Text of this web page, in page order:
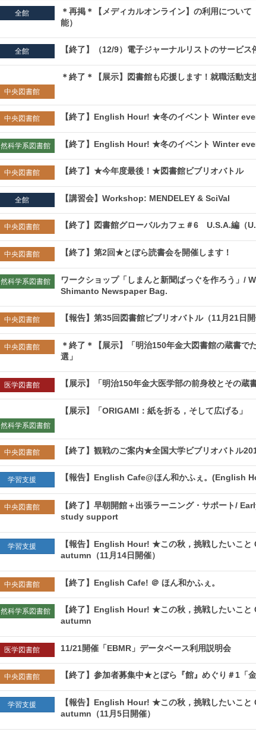
全館
＊再掲＊【メディカルオンライン】の利用について
能）
全館 【終了】（12/9）電子ジャーナルリストのサービス
中央図書館
＊終了＊【展示】図書館も応援します！就職活動支
中央図書館 【終了】English Hour! ★冬のイベント Winter
科学系図書館 【終了】English Hour! ★冬のイベント Winter
中央図書館 【終了】★今年度最後！★図書館ビブリオバトル
全館 【講習会】Workshop: MENDELEY & SciVal
中央図書館 【終了】図書館グローバルカフェ＃6 U.S.A.編（
中央図書館 【終了】第2回★とぼら読書会を開催します！
科学系図書館
ワークショップ「しまんと新聞ばっぐを作ろう」/
Shimanto Newspaper Bag.
中央図書館 【報告】第35回図書館ビブリオバトル（11月21日開
中央図書館
＊終了＊【展示】「明治150年金大図書館の蔵書で
選」
医学図書館 【展示】「明治150年金大医学部の前身校とその蔵書
科学系図書館
【展示】「ORIGAMI：紙を折る，そして広げる」
中央図書館 【終了】観戦のご案内★全国大学ビブリオバトル
学習支援 【報告】English Cafe@ほん和かふぇ。(English
中央図書館
【終了】早朝開館＋出張ラーニング・サポート/
study support
学習支援
【報告】English Hour! ★この秋，挑戦したいこ
autumn（11月14日開催）
中央図書館 【終了】English Cafe! ＠ ほん和かふぇ。
科学系図書館
【終了】English Hour! ★この秋，挑戦したいこ
autumn
医学図書館 11/21開催「EBMR」データベース利用説明会
中央図書館 【終了】参加者募集中★とぼら『館』めぐり＃1「
学習支援
【報告】English Hour! ★この秋，挑戦したいこ
autumn（11月5日開催）